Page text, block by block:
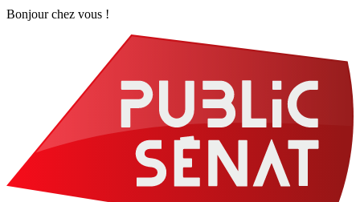
Bonjour chez vous !